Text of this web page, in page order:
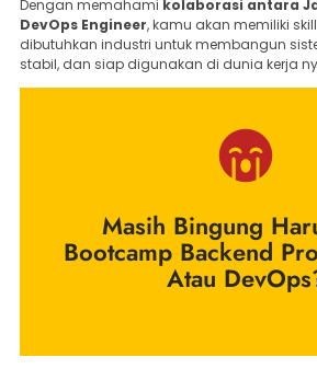
Dengan memahami kolaborasi antara
DevOps Engineer, kamu akan memiliki
dibutuhkan industri untuk membangun
stabil, dan siap digunakan di dunia kerja
Masih Bingung
Bootcamp Backend
Atau